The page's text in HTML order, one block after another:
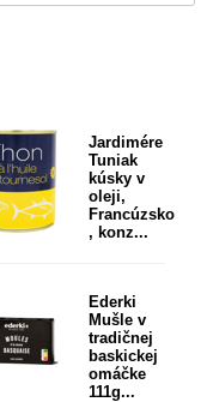
Jardimére
Tuniak
kúsky v
oleji,
Francúzsko
, konz...
Ederki
Mušle v
tradičnej
baskickej
omáčke
111g...